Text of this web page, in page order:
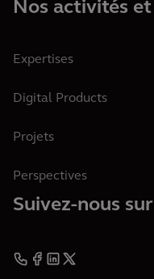
Nos activités
Expertises
Digital Products
Projets
Perspectives
Suivez-nous